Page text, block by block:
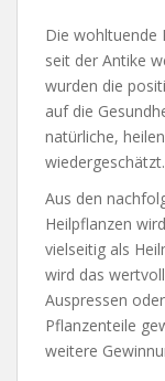
Die wohltuende
seit der Antike
wurden die
auf die
natürliche,
wiedergeschätzt.
Aus den
Heilpflanzen
vielseitig als
wird das
Auspressen
Pflanzenteile
weitere